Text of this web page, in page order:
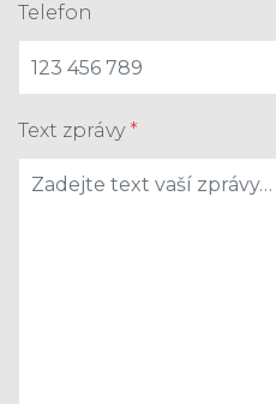
Telefon
Text zprávy *